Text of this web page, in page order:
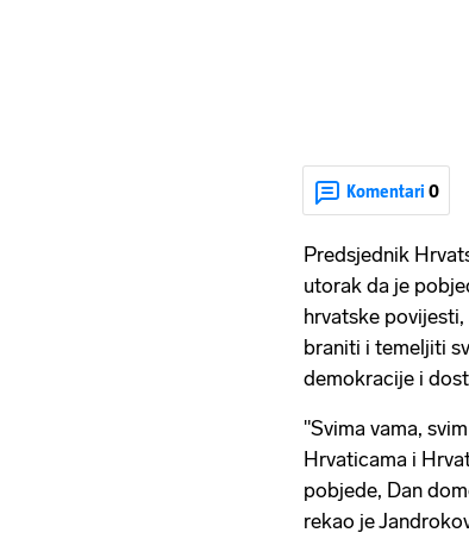
Komentari 0
Predsjednik
utorak da je
hrvatske
braniti i temeljiti
demokracije i
"Svima vama,
Hrvaticama i
pobjede, Dan
rekao je